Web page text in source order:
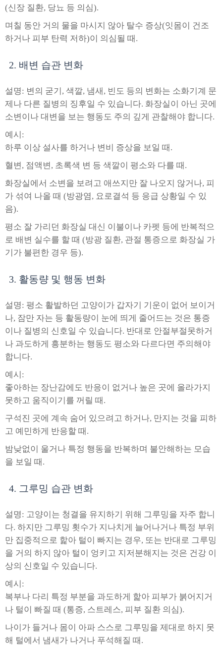
(신장 질환, 당뇨 등 의심).
며칠 동안 거의 물을 마시지 않아 탈수 증상(잇몸이 건조
하거나 피부 탄력 저하)이 의심될 때.
2. 배변 습관 변화
설명: 변의 굳기, 색깔, 냄새, 빈도 등의 변화는 소화기계 문
제나 다른 질병의 징후일 수 있습니다. 화장실이 아닌 곳에
소변이나 대변을 보는 행동도 주의 깊게 관찰해야 합니다.
예시:
하루 이상 설사를 하거나 변비 증상을 보일 때.
혈변, 점액변, 초록색 변 등 색깔이 평소와 다를 때.
화장실에서 소변을 보려고 애쓰지만 잘 나오지 않거나, 피
가 섞여 나올 때 (방광염, 요로결석 등 응급 상황일 수 있
음).
평소 잘 가리던 화장실 대신 이불이나 카펫 등에 반복적으
로 배변 실수를 할 때 (방광 질환, 관절 통증으로 화장실 가
기가 불편한 경우 등).
3. 활동량 및 행동 변화
설명: 평소 활발하던 고양이가 갑자기 기운이 없어 보이거
나, 잠만 자는 등 활동량이 눈에 띄게 줄어드는 것은 통증
이나 질병의 신호일 수 있습니다. 반대로 안절부절못하거
나 과도하게 흥분하는 행동도 평소와 다르다면 주의해야
합니다.
예시:
좋아하는 장난감에도 반응이 없거나 높은 곳에 올라가지
못하고 움직이기를 꺼릴 때.
구석진 곳에 계속 숨어 있으려고 하거나, 만지는 것을 피하
고 예민하게 반응할 때.
밤낮없이 울거나 특정 행동을 반복하며 불안해하는 모습
을 보일 때.
4. 그루밍 습관 변화
설명: 고양이는 청결을 유지하기 위해 그루밍을 자주 합니
다. 하지만 그루밍 횟수가 지나치게 늘어나거나 특정 부위
만 집중적으로 핥아 털이 빠지는 경우, 또는 반대로 그루밍
을 거의 하지 않아 털이 엉키고 지저분해지는 것은 건강 이
상의 신호일 수 있습니다.
예시:
복부나 다리 특정 부분을 과도하게 핥아 피부가 붉어지거
나 털이 빠질 때 (통증, 스트레스, 피부 질환 의심).
나이가 들거나 몸이 아파 스스로 그루밍을 제대로 하지 못
해 털에서 냄새가 나거나 푸석해질 때.